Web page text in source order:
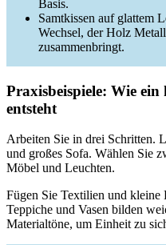
Basis.
Samtkissen auf glattem
Wechsel, der Holz
zusammenbringt.
Praxisbeispiele: Wie
entsteht
Arbeiten Sie in drei Schritten.
und großes Sofa. Wählen Sie
Möbel und Leuchten.
Fügen Sie Textilien und kleine
Teppiche und Vasen bilden
Materialtöne, um Einheit zu